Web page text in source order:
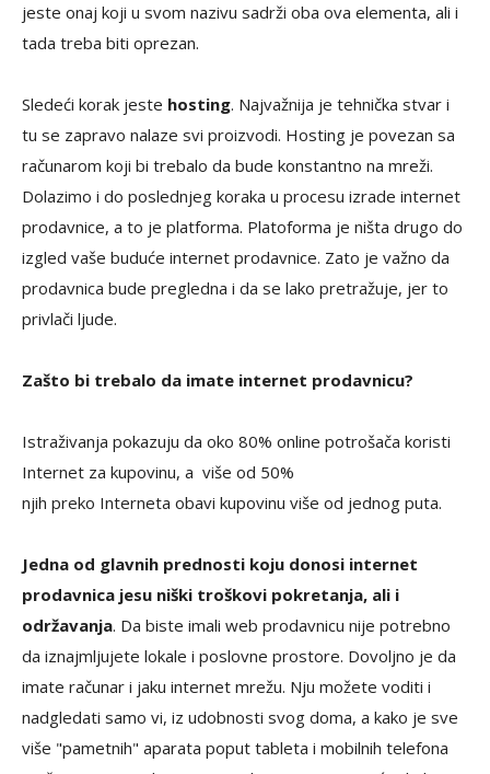
jeste onaj koji u svom nazivu sadrži oba ova elementa, ali i
tada treba biti oprezan.
Sledeći korak jeste hosting. Najvažnija je tehnička stvar i
tu se zapravo nalaze svi proizvodi. Hosting je povezan sa
računarom koji bi trebalo da bude konstantno na mreži.
Dolazimo i do poslednjeg koraka u procesu izrade internet
prodavnice, a to je platforma. Platoforma je ništa drugo do
izgled vaše buduće internet prodavnice. Zato je važno da
prodavnica bude pregledna i da se lako pretražuje, jer to
privlači ljude.
Zašto bi trebalo da imate internet prodavnicu?
Istraživanja pokazuju da oko 80% online potrošača koristi
Internet za kupovinu, a više od 50%
njih preko Interneta obavi kupovinu više od jednog puta.
Jedna od glavnih prednosti koju donosi internet
prodavnica jesu niški troškovi pokretanja, ali i
održavanja. Da biste imali web prodavnicu nije potrebno
da iznajmljujete lokale i poslovne prostore. Dovoljno je da
imate računar i jaku internet mrežu. Nju možete voditi i
nadgledati samo vi, iz udobnosti svog doma, a kako je sve
više "pametnih" aparata poput tableta i mobilnih telefona